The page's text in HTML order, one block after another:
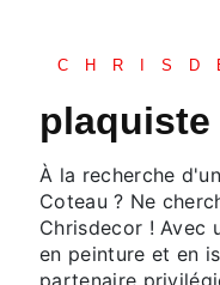
plaquiste
À la recherche
Coteau ? Ne
Chrisdecor ! Avec
en peinture et en
partenaire